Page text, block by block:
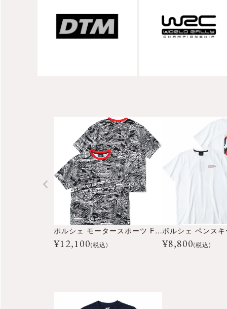
ポルシェ モータースポーツ FW オーバーサイズ Tシャツ
¥12,100(税込) ¥8,800(税込)